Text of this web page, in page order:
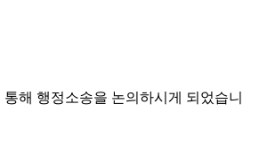
해 행정소송을 논의하시게 되었습니